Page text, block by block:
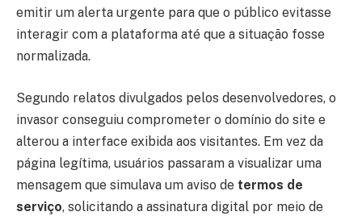
emitir um alerta urgente para que o público evitasse
interagir com a plataforma até que a situação fosse
normalizada.
Segundo relatos divulgados pelos desenvolvedores, o
invasor conseguiu comprometer o domínio do site e
alterou a interface exibida aos visitantes. Em vez da
página legítima, usuários passaram a visualizar uma
mensagem que simulava um aviso de termos de
serviço, solicitando a assinatura digital por meio de